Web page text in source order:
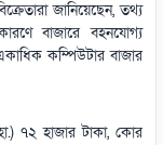
জানিয়েছেন, তথ্য
বাজারে বহনযোগ্য
কম্পিউটার বাজার
৭২ হাজার টাকা, কোর